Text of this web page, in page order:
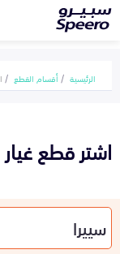
الرئيسية أقسام القطع
اشتر قطع